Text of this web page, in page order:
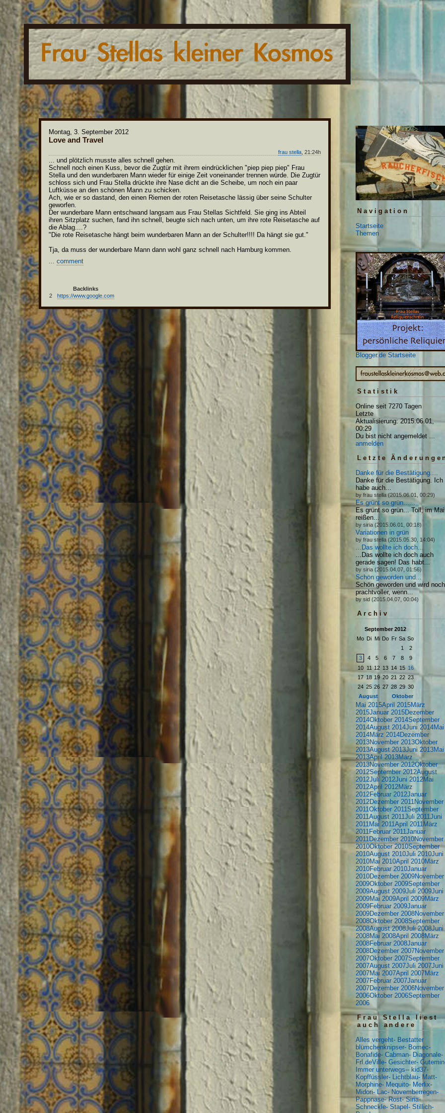
Montag, 3. September 2012
Love and Travel
frau stella , 21:24h
... und plötzlich musste alles schnell gehen.
Schnell noch einen Kuss, bevor die Zugtür mit ihrem eindrücklichen "piep piep piep" Frau
Stella und den wunderbaren Mann wieder für einige Zeit voneinander trennen würde. Die Zugtür
schloss sich und Frau Stella drückte ihre Nase dicht an die Scheibe, um noch ein paar
Luftküsse an den schönen Mann zu schicken.
Ach, wie er so dastand, den einen Riemen der roten Reisetasche lässig über seine Schulter
geworfen.
Der wunderbare Mann entschwand langsam aus Frau Stellas Sichtfeld. Sie ging ins Abteil
ihren Sitzplatz suchen, fand ihn schnell, beugte sich nach unten, um ihre rote Reisetasche auf
die Ablag....?
"Die rote Reisetasche hängt beim wunderbaren Mann an der Schulter!!!! Da hängt sie gut."
Tja, da muss der wunderbare Mann dann wohl ganz schnell nach Hamburg kommen.
... comment
Backlinks
2
https://www.google.com
Navigation
Startseite
Themen
Blogger.de Startseite
Statistik
Online seit 7270 Tagen
Letzte
Aktualisierung: 2015.06.01,
00:29
Du bist nicht angemeldet ...
anmelden
Letzte
Danke für die Bestätigung....
Danke für die Bestätigung. Ich
habe auch...
by frau stella (2015.06.01, 00:29)
Es grünt so grün......
Es grünt so grün... Toll, im Mai
reißen...
by siria (2015.06.01, 00:18)
Variationen in grün
by frau stella (2015.05.30, 14:04)
...Das wollte ich doch...
...Das wollte ich doch auch
gerade sagen! Das habt...
by siria (2015.04.07, 01:56)
Schön geworden und...
Schön geworden und wird noch
prachtvoller, wenn...
by sid (2015.04.07, 00:04)
Archiv
September 2012
Mo Di Mi Do Fr Sa So
1
2
3
4 5 6 7 8
9
10
11 12 13 14 15 16
17 18 19 20 21 22 23
24 25 26 27 28 29 30
August
Oktober
Mai 2015April 2015März
2015Januar 2015Dezember
2014Oktober 2014September
2014August 2014Juni 2014Mai
2014März 2014Dezember
2013November 2013Oktober
2013August 2013Juni 2013Mai
2013April 2013März
2013November 2012Oktober
2012September 2012August
2012Juli 2012Juni 2012Mai
2012April 2012März
2012Februar 2012Januar
2012Dezember 2011November
2011Oktober 2011September
2011August 2011Juli 2011Juni
2011Mai 2011April 2011März
2011Februar 2011Januar
2011Dezember 2010November
2010Oktober 2010September
2010August 2010Juli 2010Juni
2010Mai 2010April 2010März
2010Februar 2010Januar
2010Dezember 2009November
2009Oktober 2009September
2009August 2009Juli 2009Juni
2009Mai 2009April 2009März
2009Februar 2009Januar
2009Dezember 2008November
2008Oktober 2008September
2008August 2008Juli 2008Juni
2008Mai 2008April 2008März
2008Februar 2008Januar
2008Dezember 2007November
2007Oktober 2007September
2007August 2007Juli 2007Juni
2007Mai 2007April 2007März
2007Februar 2007Januar
2007Dezember 2006November
2006Oktober 2006September
2006
Frau Stella liest
auch andere
Alles vergeht- Bestatter
blümchenknipser- Bomec-
Bonafide- Cabman- Diagonale-
Frl.deVille- Gesichter-
Immer unterwegs-- kid37-
Kopffüssler-
Lichtblau- Matt-
Morphine- Mequito- Merlix-
Midori-
Lac- Novemberregen-
Pappnase- Rost- Siria-
Schneckle- Stapel- Stillich-